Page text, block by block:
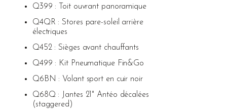
Q399 : Toit ouvrant panoramique
Q4QR : Stores pare-soleil arrière
électriques
Q452 : Sièges avant chauffants
Q499 : Kit Pneumatique Fin&Go
Q6BN : Volant sport en cuir noir
Q68Q : Jantes 21" Antéo décalées
(staggered)